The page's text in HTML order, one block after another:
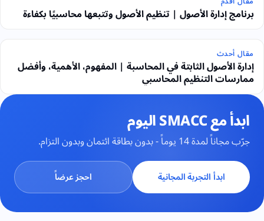
برنامج إدارة الأصول | تنظيم الأصول وتتبعها محاسبيًا بكفاءة
مقال أحدث
إدارة الأصول الثابتة في المحاسبة | المفهوم، الأهمية، وأفضل
ممارسات التنظيم المحاسبي
ابدأ مع SMACC اليوم
جرّب مجاناً لمدة 14 يوماً - بدون بطاقة ائتمان وبدون التزام.
ابدأ التجربة المجانية احجز عرضاً